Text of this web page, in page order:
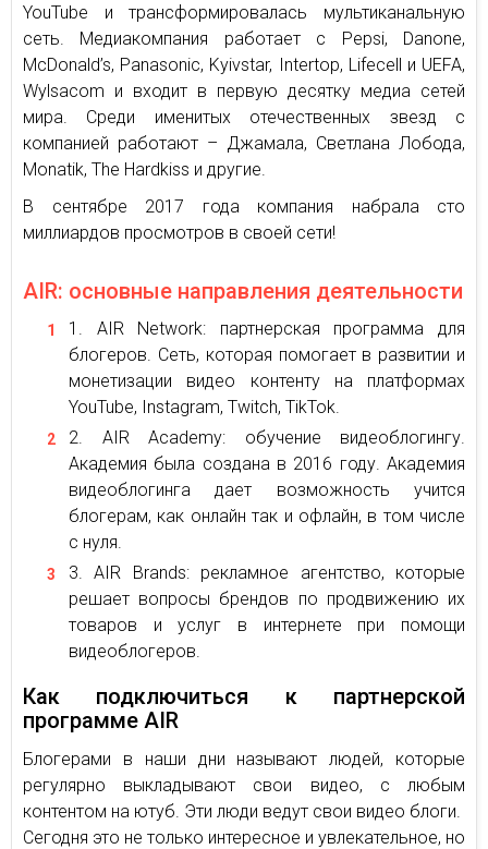
YouTube и трансформировалась мультиканальную
сеть. Медиакомпания работает с Pepsi, Danone,
McDonald’s, Panasonic, Kyivstar, Intertop, Lifeсell и UEFA,
Wylsacom и входит в первую десятку медиа сетей
мира. Среди именитых отечественных звезд с
компанией работают – Джамала, Светлана Лобода,
Monatik, The Hardkiss и другие.
В сентябре 2017 года компания набрала сто
миллиардов просмотров в своей сети!
AIR: основные направления деятельности
AIR Network: партнерская программа для
блогеров. Сеть, которая помогает в развитии и
монетизации видео контенту на платформах
YouTube, Instagram, Twitch, TikTok.
AIR Academy: обучение видеоблогингу.
Академия была создана в 2016 году. Академия
видеоблогинга дает возможность учится
блогерам, как онлайн так и офлайн, в том числе
с нуля.
AIR Brands: рекламное агентство, которые
решает вопросы брендов по продвижению их
товаров и услуг в интернете при помощи
видеоблогеров.
Как подключиться к партнерской
программе AIR
Блогерами в наши дни называют людей, которые
регулярно выкладывают свои видео, с любым
контентом на ютуб. Эти люди ведут свои видео блоги.
Сегодня это не только интересное и увлекательное, но